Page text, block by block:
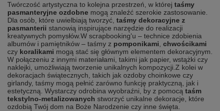
Twórczość artystyczna to kolejna przestrzeń, w której taśmy
pasmanteryjne ozdobne mogą znaleźć szerokie zastosowanie.
Dla osób, które uwielbiają tworzyć, taśmy dekoracyjne z
pasmanterii stanowią inspirujące narzędzie do realizacji
kreatywnych pomysłów.W scrapbooking'u – technice zdobienia
albumów i pamiętników – taśmy z pomponikami chwościkami
czy koralikami mogą stać się głównym elementem dekoracyjnym.
W połączeniu z innymi materiałami, takimi jak papier, wstążki czy
naklejki, umożliwiają tworzenie unikalnych kompozycji. Z kolei w
dekoracjach świątecznych, takich jak ozdoby choinkowe czy
girlandy, taśmy mogą pełnić zarówno funkcję praktyczną, jak i
estetyczną. Wystarczy odrobina wyobraźni, by z pomocą taśm
tekstylno-metalizowanych stworzyć unikalne dekoracje, które
ozdobią Twój dom na Boże Narodzenie czy inne święta.